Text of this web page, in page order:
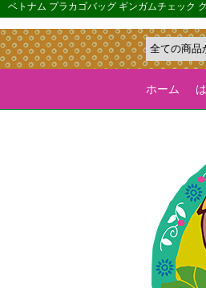
{*カルーセル機能を全ページで有効化す
ベトナム プラカゴバッグ ギンガムチェック
ホーム